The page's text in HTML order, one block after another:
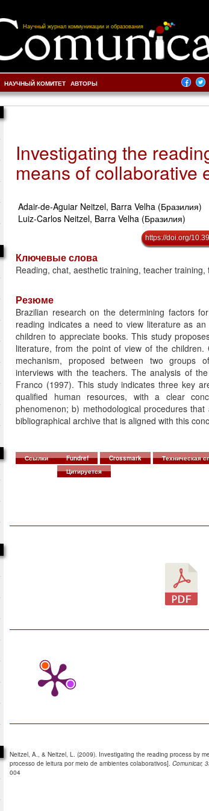
Научный журнал коммуникации и образования
НАУЧНЫЙ КОМИТЕТ АВТОРЫ
Investigating the
means of collaborative
Adair-de-Aguiar Neitzel, Barra Velha (Бразилия)
Luiz-Carlos Neitzel, Barra Velha (Бразилия)
https://doi.org/
Ключевые слова
Reading, chat, aesthetic training, teacher training,
Резюме
Brazilian research on the determining factors
reading indicates a need to view literature as
children to appreciate books. This study
literature, from the point of view of the
mechanism, proposed between two groups
interviews with the teachers. The analysis of
Franco (1997). This study indicates three key
qualified human resources, with a clear
phenomenon; b) methodological procedures
bibliographical archive that is aligned with this
Ссылки Fundref Crossmark Техническая
Цитируется
Neitzel, A., & Neitzel, L. (2009). Investigating the reading process by
processo de leitura por meio de ambientes colaborativos]. Comunicar,
004